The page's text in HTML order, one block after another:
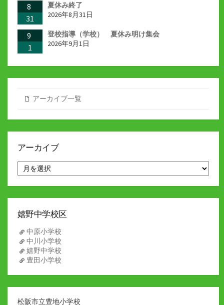
8
31
夏休み終了
2026年8月31日
9
1
登校指導（学校） 夏休み明け集会
2026年9月1日
アーカイブ一覧
アーカイブ
ー
カ
嬉野中学校区
中原小学校
中川小学校
嬉野中学校
豊田小学校
松阪市立豊地小学校